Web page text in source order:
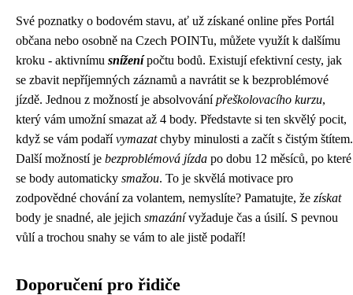
Své poznatky o bodovém stavu, ať už získané online přes Portál
občana nebo osobně na Czech POINTu, můžete využít k dalšímu
kroku - aktivnímu sníženípočtu bodů. Existují efektivní cesty, jak
se zbavit nepříjemných záznamů a navrátit se k bezproblémové
jízdě. Jednou z možností je absolvovánípřeškolovacího kurzu,
který vám umožní smazat až 4 body. Představte si ten skvělý pocit,
když se vám podařívymazatchyby minulosti a začít s čistým štítem.
Další možností je bezproblémová jízda po dobu 12 měsíců, po které
se body automaticky smažou. To je skvělá motivace pro
zodpovědné chování za volantem, nemyslíte? Pamatujte, že získat
body je snadné, ale jejich smazánívyžaduje čas a úsilí. S pevnou
vůlí a trochou snahy se vám to ale jistě podaří!
Doporučení pro řidiče